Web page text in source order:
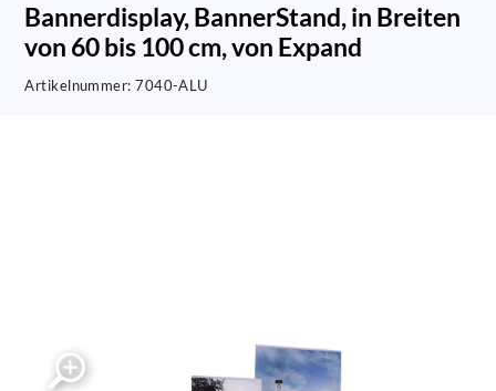
Bannerdisplay, BannerStand, in Breiten
von 60 bis 100 cm, von Expand
Artikelnummer:7040-ALU